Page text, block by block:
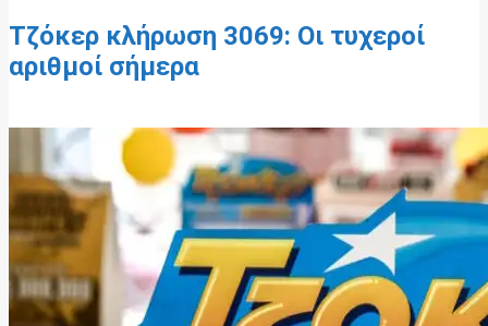
Τζόκερ κλήρωση 3069: Οι τυχεροί
αριθμοί σήμερα